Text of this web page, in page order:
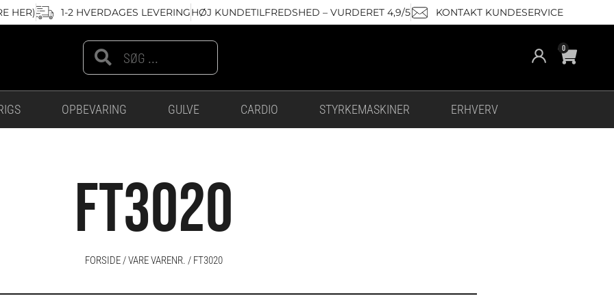
HER) 1-2 HVERDAGES LEVERINGHØJ KUNDETILFREDSHED – VURDERET 4,9/5 KONTAKT KUNDESERVICE
Search 0
Cart
OPBEVARING GULVE CARDIO STYRKEMASKINER ERHVERV
FT3020
FORSIDE/ VARE VARENR. / FT3020